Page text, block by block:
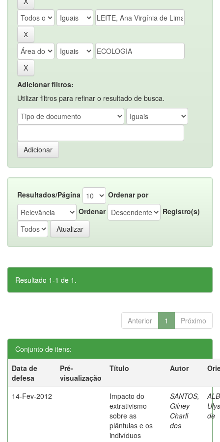
Adicionar filtros:
Utilizar filtros para refinar o resultado de busca.
Resultados/Página
Ordenar por
Ordenar
Registro(s)
Resultado 1-1 de 1.
Anterior 1 Próximo
Conjunto de itens:
Data de
defesa
Pré-
visualização
Título Autor
14-Fev-2012
Impacto do
extrativismo
sobre as
plântulas e os
indivíduos
SANTOS,
Gilney
Charll
dos
de